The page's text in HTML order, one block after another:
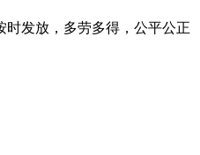
时发放，多劳多得，公平公正